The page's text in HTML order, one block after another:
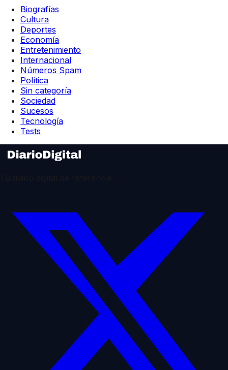
Biografías
Cultura
Deportes
Economía
Entretenimiento
Internacional
Números Spam
Política
Sin categoría
Sociedad
Sucesos
Tecnología
Tests